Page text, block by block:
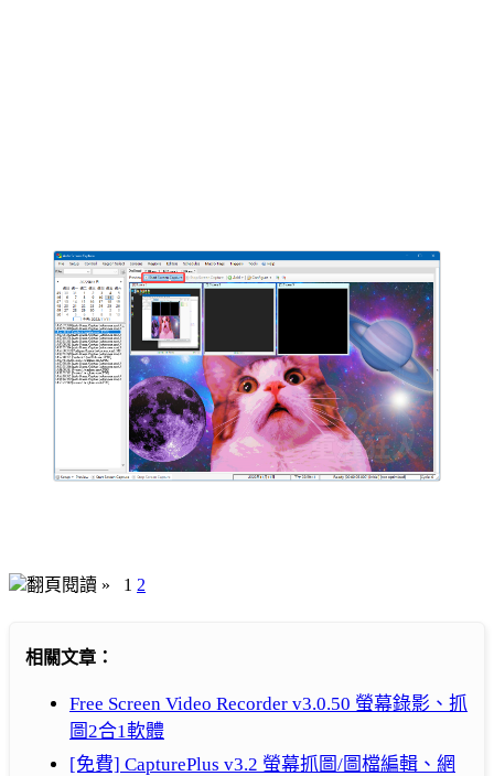
翻頁閱讀 » 1 2
相關文章：
Free Screen Video Recorder v3.0.50 螢幕錄影、抓
圖2合1軟體
[免費] CapturePlus v3.2 螢幕抓圖/圖檔編輯、網